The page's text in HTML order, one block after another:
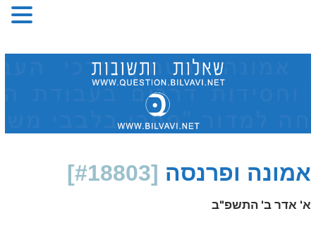
to
אמונה ופרנסה [#18803]
א' אדר ב' התשפ"ב